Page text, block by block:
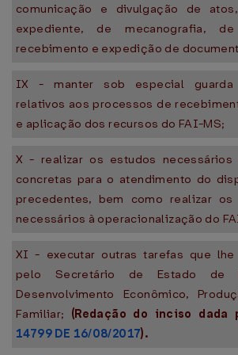
comunicação e divulgação de
expediente, de mecanografia,
recebimento e expedição de
IX - manter sob especial guarda
relativos aos processos de
e aplicação dos recursos do FAI-MS;
X - realizar os estudos
concretas para o atendimento do
precedentes, bem como realizar
necessários à operacionalização do
XI - executar outras tarefas que lhe
pelo Secretário de Estado de
Desenvolvimento Econômico,
Familiar; (Redação do inciso dada
14799 DE 16/08/2017).